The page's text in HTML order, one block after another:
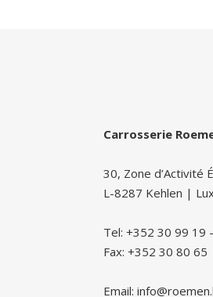
Carrosserie
30, Zone d’Activité
L-8287 Kehlen |
Tel: +352 30 99 19
Fax: +352 30 80 65
Email: